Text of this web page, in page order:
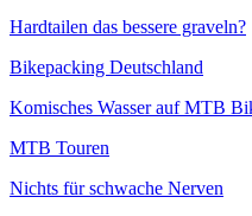
Hardtailen das bessere graveln?
Bikepacking Deutschland
Komisches Wasser auf MTB
MTB Touren
Nichts für schwache Nerven